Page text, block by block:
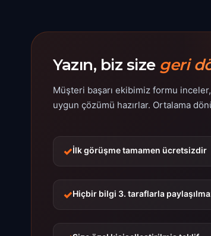
Yazın, biz size geri
Müşteri başarı ekibimiz formu
uygun çözümü hazırlar. Ortalama
İlk görüşme tamamen ücretsizdir
Hiçbir bilgi 3. taraflarla